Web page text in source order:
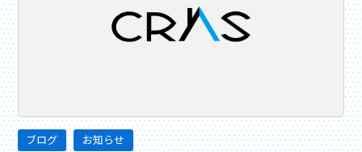
ブログ お知らせ